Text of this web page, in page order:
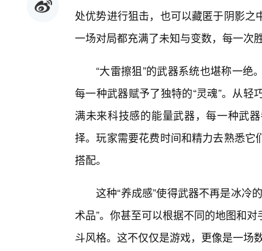
处优势进行狙击，也可以藏匿于阴影
一场对局都充满了未知与变数，每一次
“大雷擦狙”的武器系统也堪称一
每一种武器赋予了独特的“灵魂”。从
满未来科技感的能量武器，每一种武
择。玩家需要花费时间和精力去熟悉
搭配。
这种“养成感”使得武器不再是冰冷
术品”。你甚至可以根据不同的地图和
斗风格。这不仅仅是游戏，更像是一场